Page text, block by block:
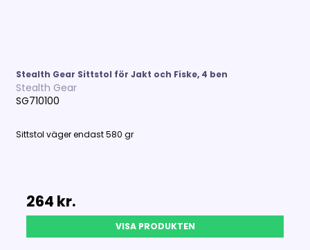
Stealth Gear Sittstol för Jakt och Fiske, 4 ben
Stealth Gear
SG710100
Sittstol väger endast 580 gr
264 kr.
VISA PRODUKTEN